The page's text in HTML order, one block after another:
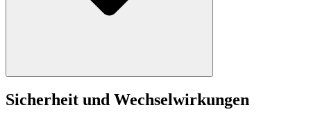
Sicherheit und Wechselwirkungen